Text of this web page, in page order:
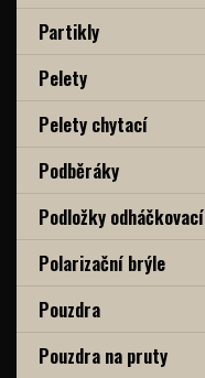
Partikly
Pelety
Pelety chytací
Podběráky
Podložky odháčkovací
Polarizační brýle
Pouzdra
Pouzdra na pruty